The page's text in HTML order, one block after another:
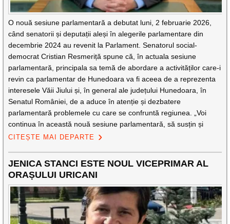
O nouă sesiune parlamentară a debutat luni, 2 februarie 2026,
când senatorii și deputații aleși în alegerile parlamentare din
decembrie 2024 au revenit la Parlament. Senatorul social-
democrat Cristian Resmeriță spune că, în actuala sesiune
parlamentară, principala sa temă de abordare a activităților care-i
revin ca parlamentar de Hunedoara va fi aceea de a reprezenta
interesele Văii Jiului și, în general ale județului Hunedoara, în
Senatul României, de a aduce în atenție și dezbatere
parlamentară problemele cu care se confruntă regiunea. „Voi
continua în această nouă sesiune parlamentară, să susțin și
CITEȘTE MAI DEPARTE
JENICA STANCI ESTE NOUL VICEPRIMAR AL
ORAȘULUI URICANI